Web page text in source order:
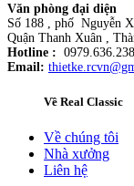
Văn phòng đại diện
Số 188 , phố Nguyễn
Quận Thanh Xuân ,
Hotline : 0979.636.238
Email:
Về Real Classic
Về chúng tôi
Nhà xưởng
Liên hệ